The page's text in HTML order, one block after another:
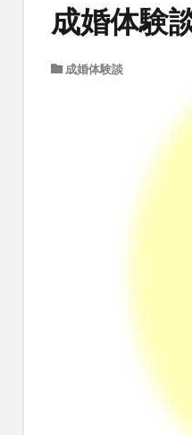
成婚体験
成婚体験談